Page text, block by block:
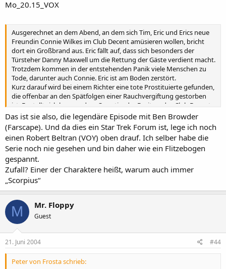
Mo_20.15_VOX
Ausgerechnet an dem Abend, an dem sich Tim, Eric und Erics neue
Freundin Connie Wilkes im Club Decent amüsieren wollen, bricht
dort ein Großbrand aus. Eric fällt auf, dass sich besonders der
Türsteher Danny Maxwell um die Rettung der Gäste verdient macht.
Trotzdem kommen in der entstehenden Panik viele Menschen zu
Tode, darunter auch Connie. Eric ist am Boden zerstört.
Kurz darauf wird bei einem Richter eine tote Prostituierte gefunden,
die offenbar an den Spätfolgen einer Rauchvergiftung gestorben
ist. Es stellt sich heraus, dass Quentin, der Besitzer des Club Decent,
nebenbei eine Callgirl-Agentur betreibt. Und Quentin hat eine
weitere Überraschungen parat: Er behauptet, man habe am Abend
des Unglücks seinen Safe ausgeraubt. Unter anderem kenne der
Barkeeper Johnny Brosnan die Kombination - und der wird seit dem
Feuer vermisst. Bei der Durchsuchung der verbrannten Räume des
Clubs findet das CSI-Team Brosnan schließlich. Er wurde mit einer
Scherbe erstochen. Alexx vermutet, dass der Täter sich an den
Flaschenscherben selbst verletzt hat. Damit erinnert sie Eric daran,
dass er vermutlich im Besitz einer Blutprobe des Täters ist: Bei dem
evakuieren, hatte er sich mit dem Blut beschmiert, das der Mörder
zuvor dort hinterlassen haben muss. Nun ist es ein leichtes, einen
genetischen Fingerabdruck des Täters zu erstellen.
Quelle: VOX.de
Das ist sie also, die legendäre Episode mit Ben Browder
(Farscape). Und da dies ein Star Trek Forum ist, lege ich noch
einen Robert Beltran (VOY) oben drauf. Ich selber habe die
Serie noch nie gesehen und bin daher wie ein Flitzebogen
gespannt.
Zufall? Einer der Charaktere heißt, warum auch immer
„Scorpius“
M Mr. Floppy
Guest
21. Juni 2004 #44
Peter von Frosta schrieb: